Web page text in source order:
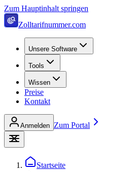
Zum Hauptinhalt springen
Zolltarifnummer.com
Unsere Software
Tools
Wissen
Preise
Kontakt
Anmelden Zum Portal
Startseite